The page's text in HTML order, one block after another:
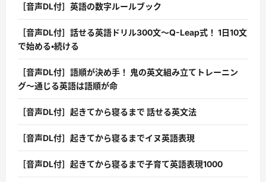
［音声DL付］英語の数字ルールブック
［音声DL付］話せる英語ドリル300文〜Q-Leap式！ 1日10文
で始める・続ける
［音声DL付］語順が決め手！ 鬼の英文組み立てトレーニン
グ〜通じる英語は語順が命
［音声DL付］起きてから寝るまで 話せる英文法
［音声DL付］起きてから寝るまでイヌ英語表現
［音声DL付］起きてから寝るまで子育て英語表現1000